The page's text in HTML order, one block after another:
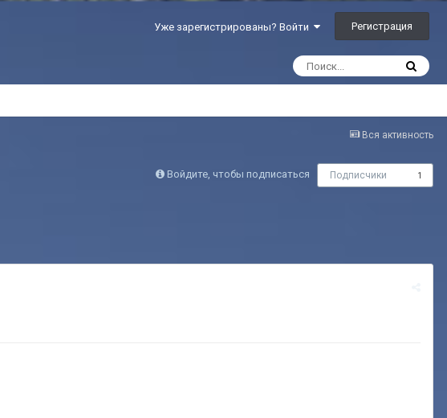
Уже зарегистрированы? Войти Регистрация
Вся активность
Войдите, чтобы подписаться Подписчики 1